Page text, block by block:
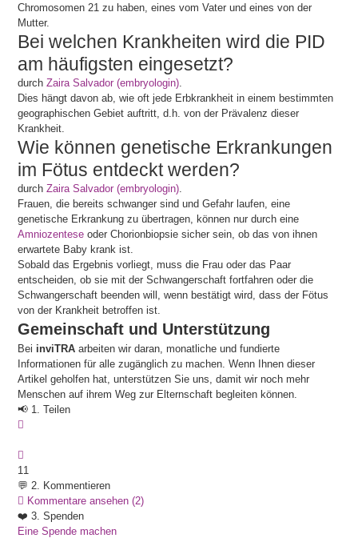
Chromosomen 21 zu haben, eines vom Vater und eines von der
Mutter.
Bei welchen Krankheiten wird die PID
am häufigsten eingesetzt?
durchZaira Salvador (embryologin)
Dies hängt davon ab, wie oft jede Erbkrankheit in einem bestimmten
geographischen Gebiet auftritt, d.h. von der Prävalenz dieser
Krankheit.
Wie können genetische Erkrankungen
im Fötus entdeckt werden?
durchZaira Salvador (embryologin)
Frauen, die bereits schwanger sind und Gefahr laufen, eine
genetische Erkrankung zu übertragen, können nur durch eine
Amniozentese oder Chorionbiopsie sicher sein, ob das von ihnen
erwartete Baby krank ist.
Sobald das Ergebnis vorliegt, muss die Frau oder das Paar
entscheiden, ob sie mit der Schwangerschaft fortfahren oder die
Schwangerschaft beenden will, wenn bestätigt wird, dass der Fötus
von der Krankheit betroffen ist.
Gemeinschaft und Unterstützung
Bei inviTRA arbeiten wir daran, monatliche und fundierte
Informationen für alle zugänglich zu machen. Wenn Ihnen dieser
Artikel geholfen hat, unterstützen Sie uns, damit wir noch mehr
Menschen auf ihrem Weg zur Elternschaft begleiten können.
📢 1. Teilen
11
💬 2. Kommentieren
Kommentare ansehen(2)
❤️ 3. Spenden
Eine Spende machen